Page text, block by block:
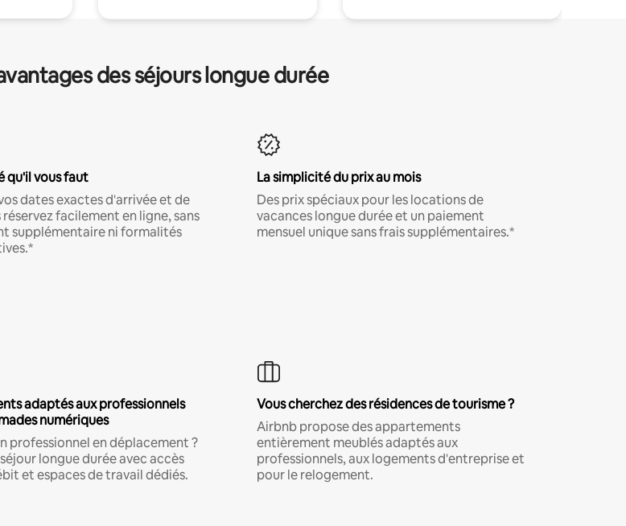
des séjours longue durée
qu'il vous faut
dates exactes d'arrivée et de
facilement en ligne, sans
supplémentaire ni formalités
La simplicité du prix au mois
Des prix spéciaux pour les locations de
vacances longue durée et un paiement
mensuel unique sans frais supplémentaires.*
adaptés aux professionnels
numériques
professionnel en déplacement ?
longue durée avec accès
et espaces de travail dédiés.
Vous cherchez des résidences de tourisme ?
Airbnb propose des appartements
entièrement meublés adaptés aux
professionnels, aux logements d'entreprise et
pour le relogement.